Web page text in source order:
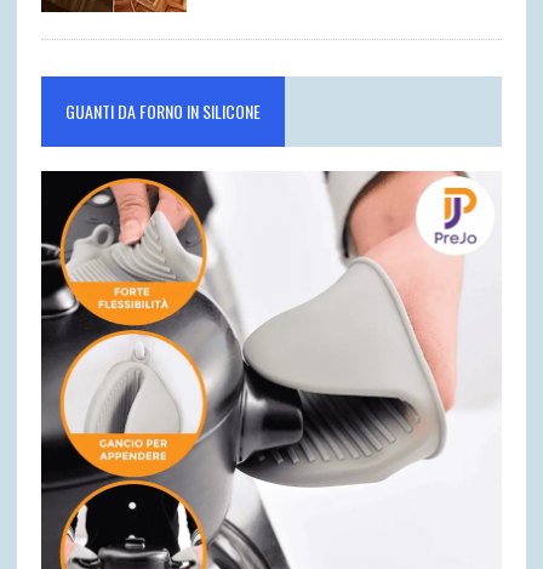
GUANTI DA FORNO IN SILICONE